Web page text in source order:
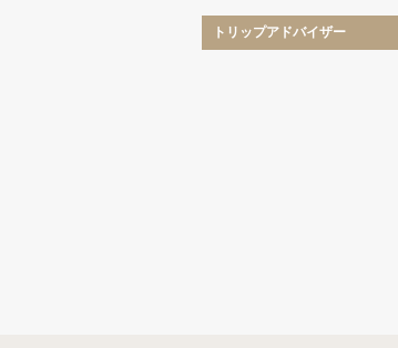
トリップアドバイザー